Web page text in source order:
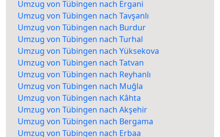
Umzug von Tübingen nach Ergani
Umzug von Tübingen nach Tavşanlı
Umzug von Tübingen nach Burdur
Umzug von Tübingen nach Turhal
Umzug von Tübingen nach Yüksekova
Umzug von Tübingen nach Tatvan
Umzug von Tübingen nach Reyhanlı
Umzug von Tübingen nach Muğla
Umzug von Tübingen nach Kâhta
Umzug von Tübingen nach Akşehir
Umzug von Tübingen nach Bergama
Umzug von Tübingen nach Erbaa